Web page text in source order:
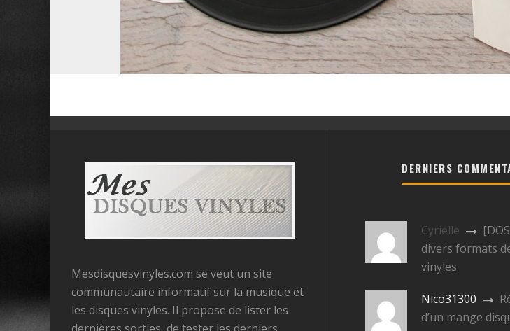
Mesdisquesvinyles.com se veut un site
communautaire informatif sur la musique et
les disques vinyles. Il propose de lister les
DERNIERS
Cyrielle
divers formats
vinyles
Nico31300
d’un mange